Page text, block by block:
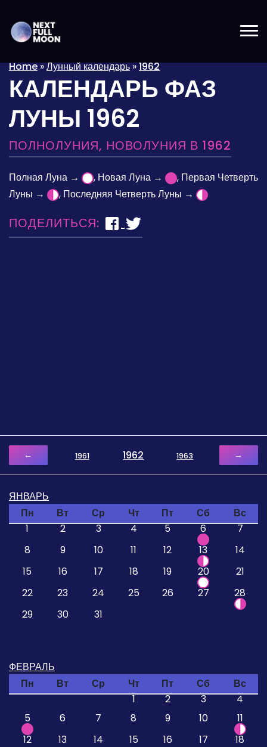
Home»Лунный календарь»1962
КАЛЕНДАРЬ ФАЗ
ЛУНЫ 1962
ПОЛНОЛУНИЯ, НОВОЛУНИЯ В 1962
Полная Луна → , Новая Луна →
, Первая Четверть
Луны →
, Последняя Четверть Луны →
ПОДЕЛИТЬСЯ:
← 1961 1962 1963 →
ЯНВАРЬ
Пн
Вт Ср Чт Пт Сб
Вс
1
2 3 4 5 6
7
8
9 10 11 12 13
14
15
16 17 18 19 20
21
22
23 24 25 26 27
28
29
30 31
ФЕВРАЛЬ
Пн
Вт Ср Чт Пт Сб
Вс
1
2 3
4
5
6 7 8 9 10
11
12
13 14 15 16 17
18